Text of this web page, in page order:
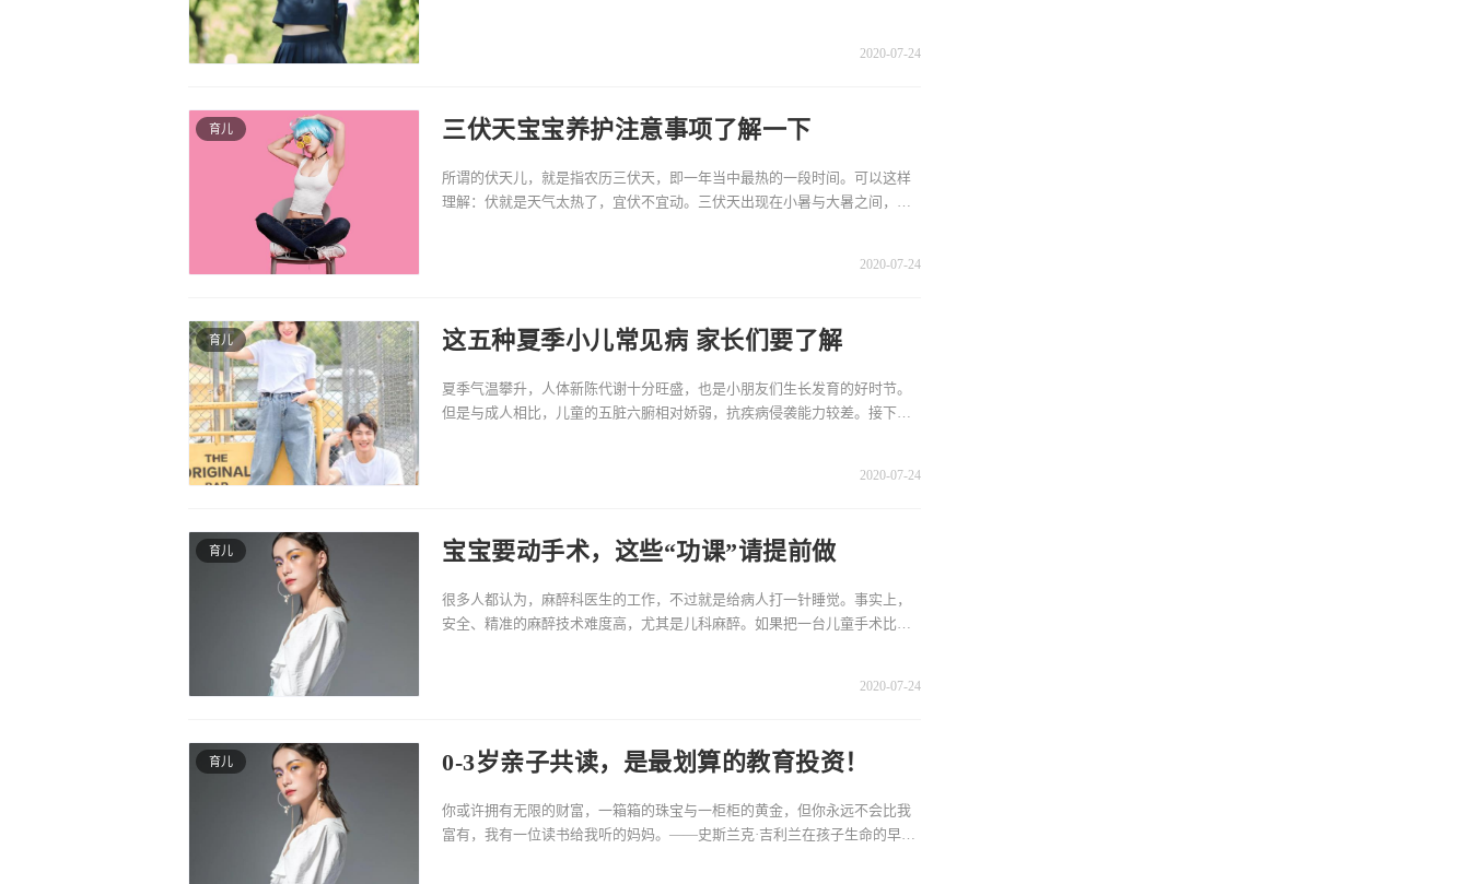
2020-07-24
育儿 三伏天宝宝养护注意事项了解一下
所谓的伏天儿，就是指农历三伏天，即一年当中最热的一段时间。可以这样
理解：伏就是天气太热了，宜伏不宜动。三伏天出现在小暑与大暑之间，是
2020-07-24
育儿 这五种夏季小儿常见病 家长们要了解
夏季气温攀升，人体新陈代谢十分旺盛，也是小朋友们生长发育的好时节。
但是与成人相比，儿童的五脏六腑相对娇弱，抗疾病侵袭能力较差。接下来
2020-07-24
育儿 宝宝要动手术，这些“功课”请提前做
很多人都认为，麻醉科医生的工作，不过就是给病人打一针睡觉。事实上，
安全、精准的麻醉技术难度高，尤其是儿科麻醉。如果把一台儿童手术比作
2020-07-24
育儿 0-3岁亲子共读，是最划算的教育投资！
你或许拥有无限的财富，一箱箱的珠宝与一柜柜的黄金，但你永远不会比我
富有，我有一位读书给我听的妈妈。——史斯兰克·吉利兰在孩子生命的早